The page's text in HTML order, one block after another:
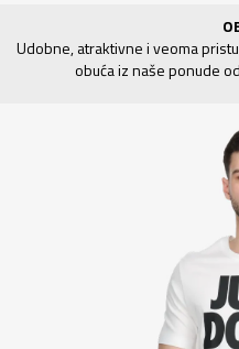
Udobne, atraktivne i veoma
obuća iz naše ponude